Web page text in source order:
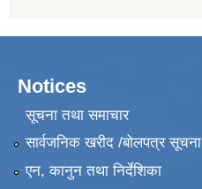
Notices
सूचना तथा समाचार
सार्वजनिक खरीद /बोलपत्र सूचना
एन, कानुन तथा निर्देशिका